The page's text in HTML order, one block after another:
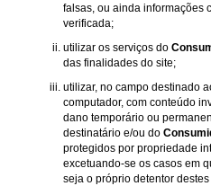
falsas, ou ainda informações
verificada;
utilizar os serviços do
das finalidades do site;
utilizar, no campo destinado
computador, com conteúdo
dano temporário ou
destinatário e/ou do
protegidos por propriedade
excetuando-se os casos em
seja o próprio detentor